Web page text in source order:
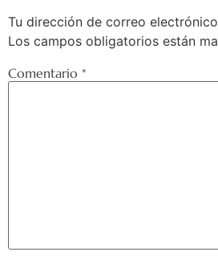
Tu dirección de correo
Los campos obligatorios están
Comentario *